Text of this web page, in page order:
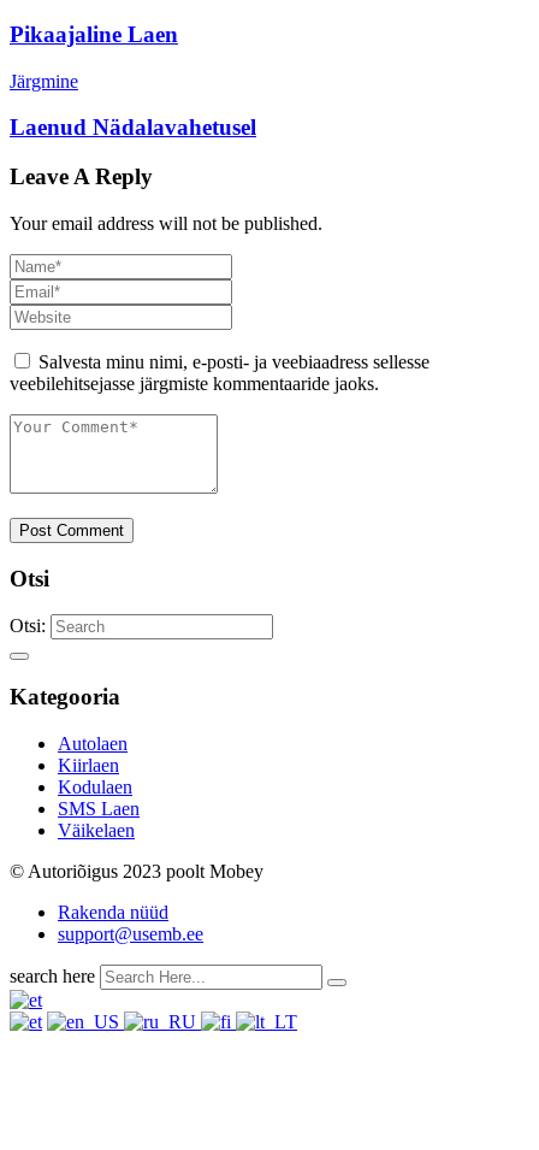
Pikaajaline Laen
Järgmine
Laenud Nädalavahetusel
Leave A Reply
Your email address will not be published.
Salvesta minu nimi, e-posti- ja veebiaadress sellesse
veebilehitsejasse järgmiste kommentaaride jaoks.
Post Comment
Otsi
Otsi:
Kategooria
Autolaen
Kiirlaen
Kodulaen
SMS Laen
Väikelaen
© Autoriõigus 2023 poolt Mobey
Rakenda nüüd
support@usemb.ee
search here